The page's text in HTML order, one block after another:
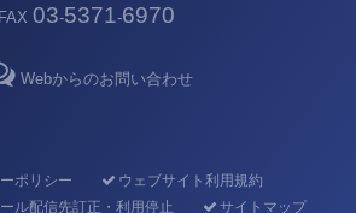
FAX 03-5371-6970
Webからのお問い合わせ
ポリシー
ウェブサイト利用規約
ル配信先訂正・利用停止
サイトマップ